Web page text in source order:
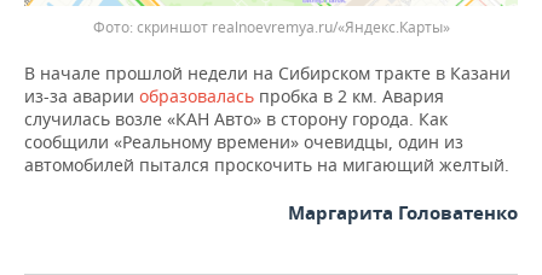
Фото: скриншот realnoevremya.ru/«Яндекс.Карты»
В начале прошлой недели на Сибирском тракте в Казани
из-за аварии образовалась пробка в 2 км. Авария
случилась возле «КАН Авто» в сторону города. Как
сообщили «Реальному времени» очевидцы, один из
автомобилей пытался проскочить на мигающий желтый.
Маргарита Головатенко